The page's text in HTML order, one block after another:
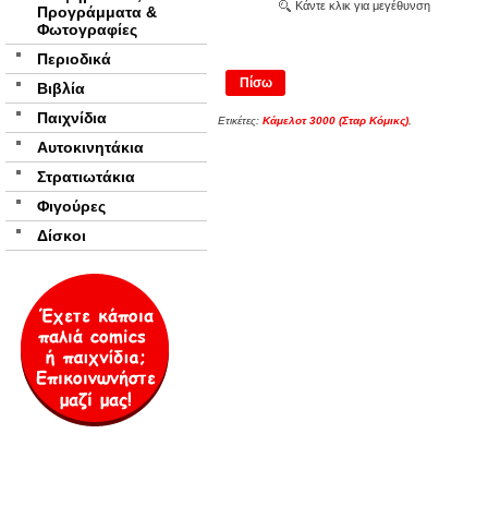
Κάντε κλικ για μεγέθυνση
Πίσω
Ετικέτες: Κάμελοτ 3000 (Σταρ Κόμικς)
Προγράμματα &
Φωτογραφίες
Περιοδικά
Βιβλία
Παιχνίδια
Αυτοκινητάκια
Στρατιωτάκια
Φιγούρες
Δίσκοι